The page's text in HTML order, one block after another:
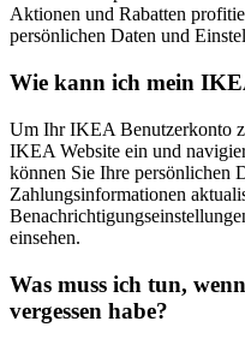
Aktionen und Rabatten
persönlichen Daten und
Wie kann ich mein
Um Ihr IKEA Benutzerkonto
IKEA Website ein und
können Sie Ihre persönlichen
Zahlungsinformationen
einsehen.
Was muss ich tun,
vergessen habe?